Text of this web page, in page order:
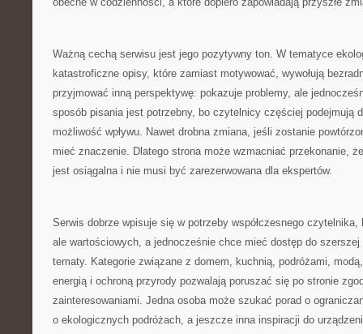
Ważną cechą serwisu jest jego pozytywny ton. W tematyce
katastroficzne opisy, które zamiast motywować, wywołują
przyjmować inną perspektywę: pokazuje problemy, ale
sposób pisania jest potrzebny, bo czytelnicy częściej podejmują
możliwość wpływu. Nawet drobna zmiana, jeśli zostanie
mieć znaczenie. Dlatego strona może wzmacniać przekonanie,
jest osiągalna i nie musi być zarezerwowana dla ekspertów.
Serwis dobrze wpisuje się w potrzeby współczesnego
ale wartościowych, a jednocześnie chce mieć dostęp do szerszej
tematy. Kategorie związane z domem, kuchnią, podróżami,
energią i ochroną przyrody pozwalają poruszać się po stronie
zainteresowaniami. Jedna osoba może szukać porad o
o ekologicznych podróżach, a jeszcze inna inspiracji do